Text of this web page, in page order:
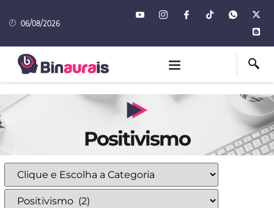
06/08/2026
Positivismo